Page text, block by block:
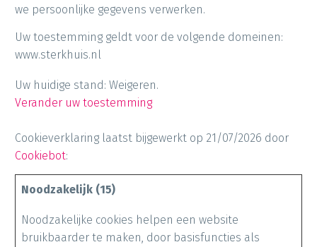
we persoonlijke gegevens verwerken.
Uw toestemming geldt voor de volgende domeinen:
www.sterkhuis.nl
Uw huidige stand: Weigeren.
Verander uw toestemming
Cookieverklaring laatst bijgewerkt op 21/07/2026 door
Cookiebot:
Noodzakelijk (15)
Noodzakelijke cookies helpen een website
bruikbaarder te maken, door basisfuncties als